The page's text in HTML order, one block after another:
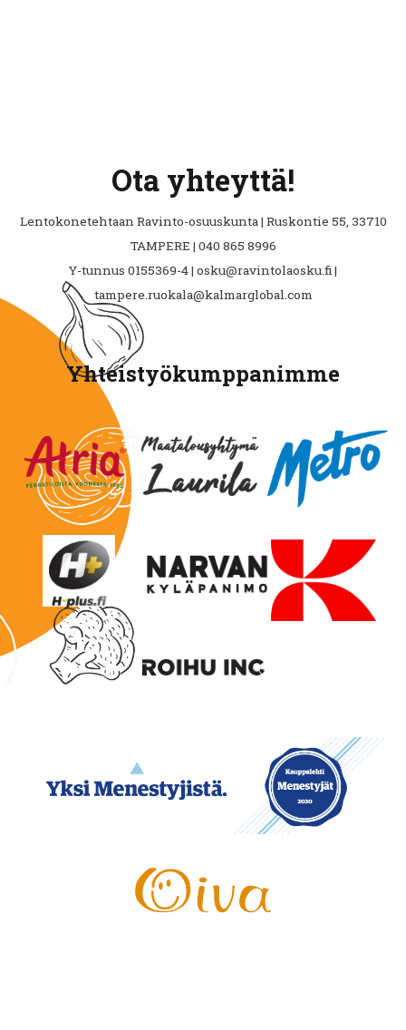
Ota yhteyttä!
Lentokonetehtaan Ravinto-osuuskunta | Ruskontie 55, 33710
TAMPERE | 040 865 8996
Y-tunnus 0155369-4 | osku@ravintolaosku.fi |
tampere.ruokala@kalmarglobal.com
Yhteistyökumppanimme